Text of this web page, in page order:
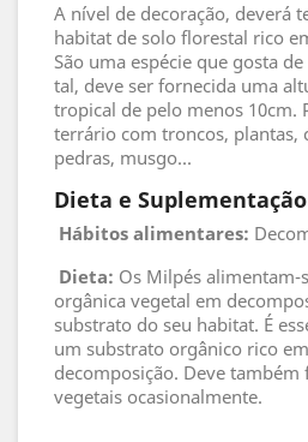
A nível de decoração, deverá
habitat de solo florestal rico
São uma espécie que gosta
tal, deve ser fornecida uma
tropical de pelo menos 10cm.
terrário com troncos, plantas,
pedras, musgo...
Dieta e Suplementação
Hábitos alimentares:
Dieta: Os Milpés alimentam-
orgânica vegetal em
substrato do seu habitat. É
um substrato orgânico rico
decomposição. Deve também
vegetais ocasionalmente.